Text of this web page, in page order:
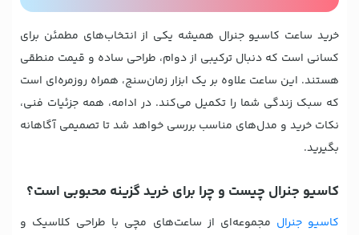
خرید ساعت کاسیو جنرال همیشه یکی از انتخاب‌های مطمئن برای
کسانی است که دنبال ترکیبی از دوام، طراحی ساده و قیمت منطقی
هستند. این ساعت علاوه بر یک ابزار زمان‌سنج، همراه روزمره‌ای است
که سبک زندگی شما را تکمیل می‌کند. در ادامه، همه جزئیات فنی،
نکات خرید و مدل‌های مناسب بررسی خواهد شد تا تصمیمی آگاهانه
بگیرید.
کاسیو جنرال چیست و چرا برای خرید گزینه محبوبی است؟
کاسیو جنرال مجموعه‌ای از ساعت‌های مچی با طراحی کلاسیک و